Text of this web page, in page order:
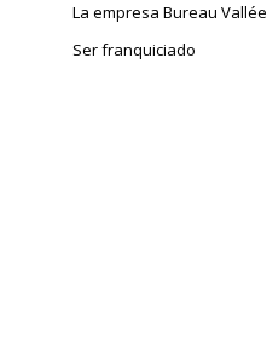
Tipo de instalación
La empresa Bureau Vallée
Ser franquiciado